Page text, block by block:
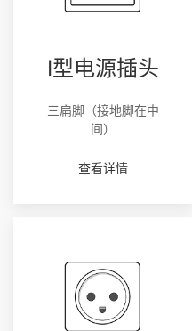
I型电源插头
三扁脚（接地脚在中
间）
查看详情